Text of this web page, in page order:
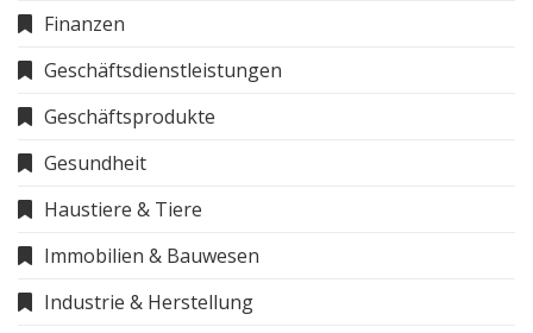
Finanzen
Geschäftsdienstleistungen
Geschäftsprodukte
Gesundheit
Haustiere & Tiere
Immobilien & Bauwesen
Industrie & Herstellung